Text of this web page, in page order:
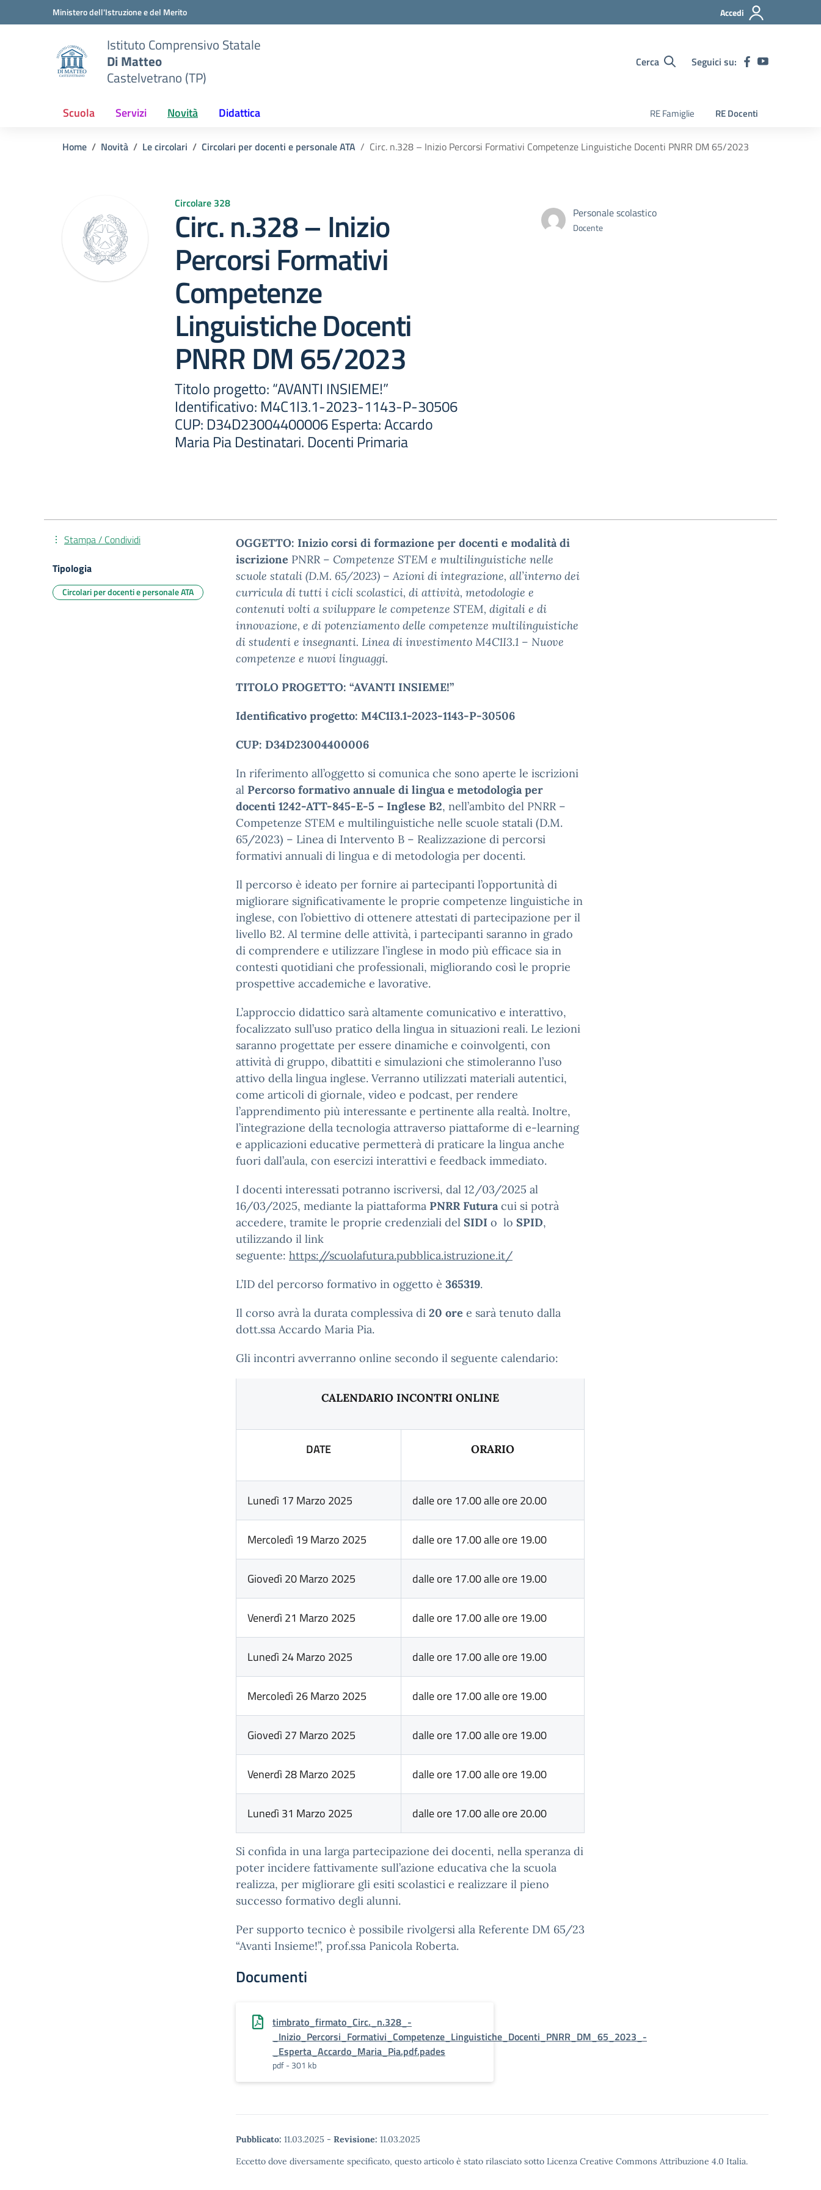
Vai ai contenuti
Vai al menu di navigazioneMinistero dell'Istruzione e del Merito Accedi
Istituto Comprensivo Statale
Di Matteo
Castelvetrano (TP)
Cerca Seguici su:
Scuola Servizi Novità Didattica RE Famiglie RE Docenti
Home Novità Le circolari Circolari per docenti e personale ATA Circ. n.328 – Inizio Percorsi Formativi Competenze Linguistiche Docenti PNRR DM 65/2023
Circolare 328
Circ. n.328 – Inizio
Percorsi Formativi
Competenze
Linguistiche Docenti
PNRR DM 65/2023
Titolo progetto: “AVANTI INSIEME!”
Identificativo: M4C1I3.1-2023-1143-P-30506
CUP: D34D23004400006 Esperta: Accardo
Maria Pia Destinatari. Docenti Primaria
Personale scolastico
Docente
OGGETTO: Inizio corsi di formazione per docenti e modalità di
iscrizione PNRR – Competenze STEM e multilinguistiche nelle
scuole statali (D.M. 65/2023) – Azioni di integrazione, all’interno dei
curricula di tutti i cicli scolastici, di attività, metodologie e
contenuti volti a sviluppare le competenze STEM, digitali e di
innovazione, e di potenziamento delle competenze multilinguistiche
di studenti e insegnanti. Linea di investimento M4C1I3.1 – Nuove
competenze e nuovi linguaggi.
TITOLO PROGETTO: “AVANTI INSIEME!”
Identificativo progetto: M4C1I3.1-2023-1143-P-30506
CUP: D34D23004400006
In riferimento all’oggetto si comunica che sono aperte le iscrizioni
al Percorso formativo annuale di lingua e metodologia per
docenti 1242-ATT-845-E-5 – Inglese B2, nell’ambito del PNRR –
Competenze STEM e multilinguistiche nelle scuole statali (D.M.
65/2023) – Linea di Intervento B – Realizzazione di percorsi
formativi annuali di lingua e di metodologia per docenti.
Il percorso è ideato per fornire ai partecipanti l’opportunità di
migliorare significativamente le proprie competenze linguistiche in
inglese, con l’obiettivo di ottenere attestati di partecipazione per il
livello B2. Al termine delle attività, i partecipanti saranno in grado
di comprendere e utilizzare l’inglese in modo più efficace sia in
contesti quotidiani che professionali, migliorando così le proprie
prospettive accademiche e lavorative.
L’approccio didattico sarà altamente comunicativo e interattivo,
focalizzato sull’uso pratico della lingua in situazioni reali. Le lezioni
saranno progettate per essere dinamiche e coinvolgenti, con
attività di gruppo, dibattiti e simulazioni che stimoleranno l’uso
attivo della lingua inglese. Verranno utilizzati materiali autentici,
come articoli di giornale, video e podcast, per rendere
l’apprendimento più interessante e pertinente alla realtà. Inoltre,
l’integrazione della tecnologia attraverso piattaforme di e-learning
e applicazioni educative permetterà di praticare la lingua anche
fuori dall’aula, con esercizi interattivi e feedback immediato.
I docenti interessati potranno iscriversi, dal 12/03/2025 al
16/03/2025, mediante la piattaforma PNRR Futuracui si potrà
accedere, tramite le proprie credenziali del SIDI o lo SPID,
utilizzando il link
seguente: https://scuolafutura.pubblica.istruzione.it/
L’ID del percorso formativo in oggetto è 365319.
Il corso avrà la durata complessiva di 20 ore e sarà tenuto dalla
dott.ssa Accardo Maria Pia.
Gli incontri avverranno online secondo il seguente calendario:
CALENDARIO INCONTRI ONLINE
DATE ORARIO
Lunedì 17 Marzo 2025 dalle ore 17.00 alle ore 20.00
Mercoledì 19 Marzo 2025 dalle ore 17.00 alle ore 19.00
Giovedì 20 Marzo 2025 dalle ore 17.00 alle ore 19.00
Venerdì 21 Marzo 2025 dalle ore 17.00 alle ore 19.00
Lunedì 24 Marzo 2025 dalle ore 17.00 alle ore 19.00
Mercoledì 26 Marzo 2025 dalle ore 17.00 alle ore 19.00
Giovedì 27 Marzo 2025 dalle ore 17.00 alle ore 19.00
Venerdì 28 Marzo 2025 dalle ore 17.00 alle ore 19.00
Lunedì 31 Marzo 2025 dalle ore 17.00 alle ore 20.00
Si confida in una larga partecipazione dei docenti, nella speranza di
poter incidere fattivamente sull’azione educativa che la scuola
realizza, per migliorare gli esiti scolastici e realizzare il pieno
successo formativo degli alunni.
Per supporto tecnico è possibile rivolgersi alla Referente DM 65/23
“Avanti Insieme!”, prof.ssa Panicola Roberta.
Documenti
timbrato_firmato_Circ._n.328_-
_Inizio_Percorsi_Formativi_Competenze_Linguistiche_Docenti_PNRR_DM_65_2023_-
_Esperta_Accardo_Maria_Pia.pdf.pades
pdf - 301 kb
Pubblicato: 11.03.2025 - Revisione: 11.03.2025
Eccetto dove diversamente specificato, questo articolo è stato rilasciato sotto Licenza Creative Commons Attribuzione 4.0 Italia.
Stampa / Condividi
Tipologia
Circolari per docenti e personale ATA